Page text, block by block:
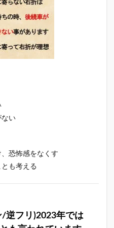
ない
、恐怖感をなくす
とも考える
逆フリ)2023年では